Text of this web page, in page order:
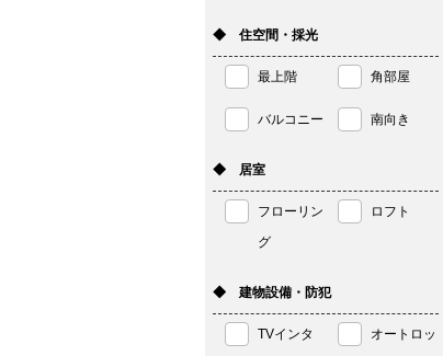
◆ 住空間・採光
最上階 角部屋
バルコニー 南向き
◆ 居室
フローリン
グ
ロフト
◆ 建物設備・防犯
TVインタ
オートロッ